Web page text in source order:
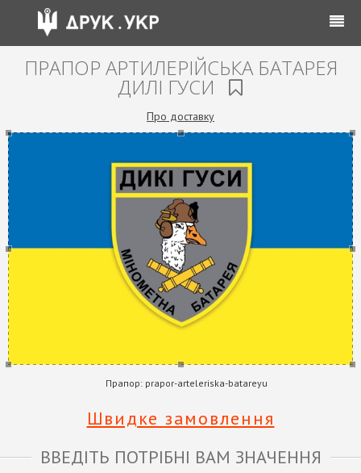
ПРАПОР АРТИЛЕРІЙСЬКА БАТАРЕЯ
ДИЛІ ГУСИ
Про доставку
Прапор: prapor-arteleriska-batareyu
Швидке замовлення
ВВЕДІТЬ ПОТРІБНІ ВАМ ЗНАЧЕННЯ